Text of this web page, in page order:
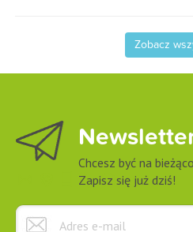
Zobacz
Chcesz być na
Zapisz się już dziś!